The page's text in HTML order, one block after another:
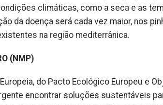
climáticas, como a seca e as
da doença será cada vez maior, nos
na região mediterrânica.
(NMP)
do Pacto Ecológico Europeu e
encontrar soluções sustentáveis